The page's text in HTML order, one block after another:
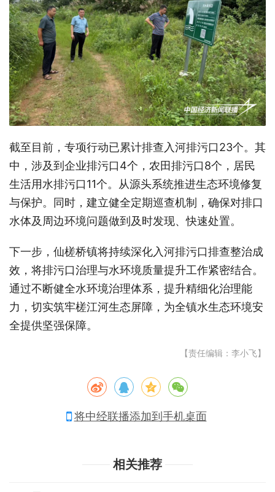
截至目前，专项行动已累计排查入河排污口23个。其
中，涉及到企业排污口4个，农田排污口8个，居民
生活用水排污口11个。从源头系统推进生态环境修复
与保护。同时，建立健全定期巡查机制，确保对排口
水体及周边环境问题做到及时发现、快速处置。
下一步，仙槎桥镇将持续深化入河排污口排查整治成
效，将排污口治理与水环境质量提升工作紧密结合。
通过不断健全水环境治理体系，提升精细化治理能
力，切实筑牢槎江河生态屏障，为全镇水生态环境安
全提供坚强保障。
【责任编辑：李小飞】
将中经联播添加到手机桌面
相关推荐